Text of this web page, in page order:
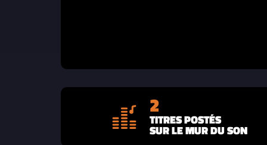
2
TITRES POSTÉS
SUR LE MUR DU SON